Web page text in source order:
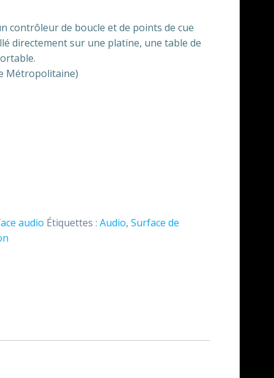
contrôleur de boucle et de points de cue
directement sur une platine, une table de
Métropolitaine)
audio Étiquettes : Audio, Surface de